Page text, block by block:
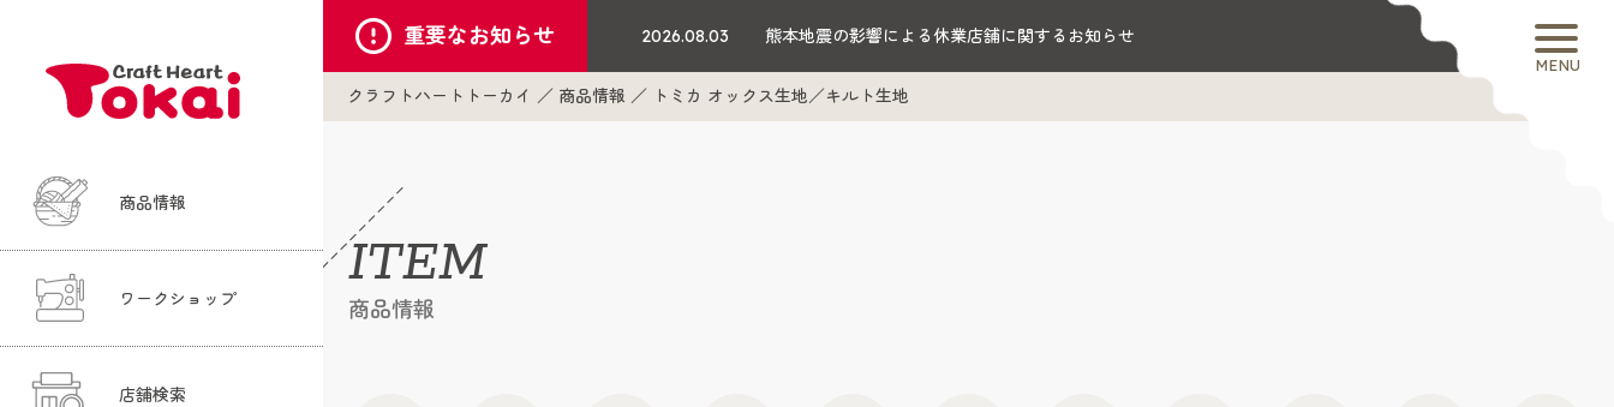
商品情報
ワークショップ
店舗検索
MENU
重要なお知らせ 2026.08.03 熊本地震の影響による休業店舗に関するお知らせ
クラフトハートトーカイ 商品情報 トミカ オックス生地／キルト生地
ITEM
商品情報